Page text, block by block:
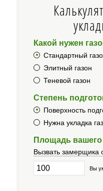
Какой нужен
Стандартный
Элитный газон
Теневой газон
Степень
Поверхность
Нужна укладка
Площадь вашего
Вызвать замерщика
Вы